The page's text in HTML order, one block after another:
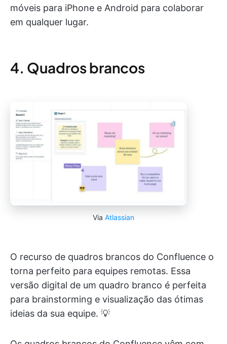
móveis para iPhone e Android para colaborar
em qualquer lugar.
4. Quadros brancos
Via Atlassian
O recurso de quadros brancos do Confluence o
torna perfeito para equipes remotas. Essa
versão digital de um quadro branco é perfeita
para brainstorming e visualização das ótimas
ideias da sua equipe. 💡